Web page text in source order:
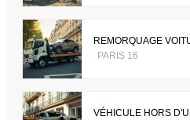
REMORQUAGE
PARIS 16
VÉHICULE HORS